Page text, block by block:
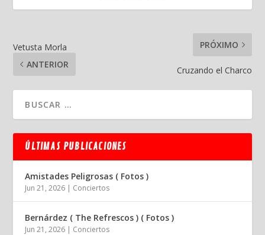
Vetusta Morla
ANTERIOR
PRÓXIMO
Cruzando el Charco
ÚLTIMAS PUBLICACIONES
Amistades Peligrosas ( Fotos )
Jun 21, 2026 | Conciertos
Bernárdez ( The Refrescos ) ( Fotos )
Jun 21, 2026 | Conciertos